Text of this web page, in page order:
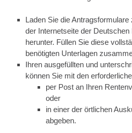
Laden Sie die
der Internetseite der
herunter. Füllen Sie diese
benötigten Unterlagen
Ihren ausgefüllten und
können Sie mit den
per Post an Ihren
oder
in einer der örtlichen
abgeben.